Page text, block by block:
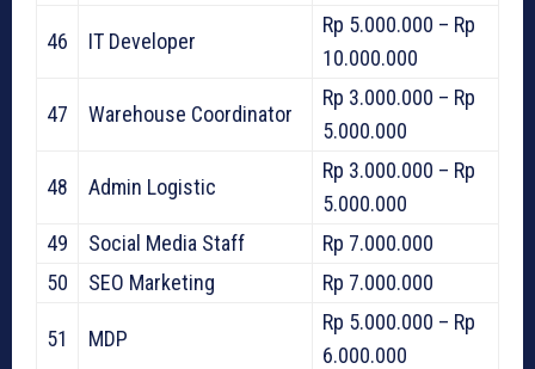
46 IT Developer
Rp 5.000.000 – Rp
10.000.000
47 Warehouse Coordinator
Rp 3.000.000 – Rp
5.000.000
48 Admin Logistic
Rp 3.000.000 – Rp
5.000.000
49
Social Media Staff
Rp 7.000.000
50
SEO Marketing Rp 7.000.000
51 MDP
Rp 5.000.000 – Rp
6.000.000